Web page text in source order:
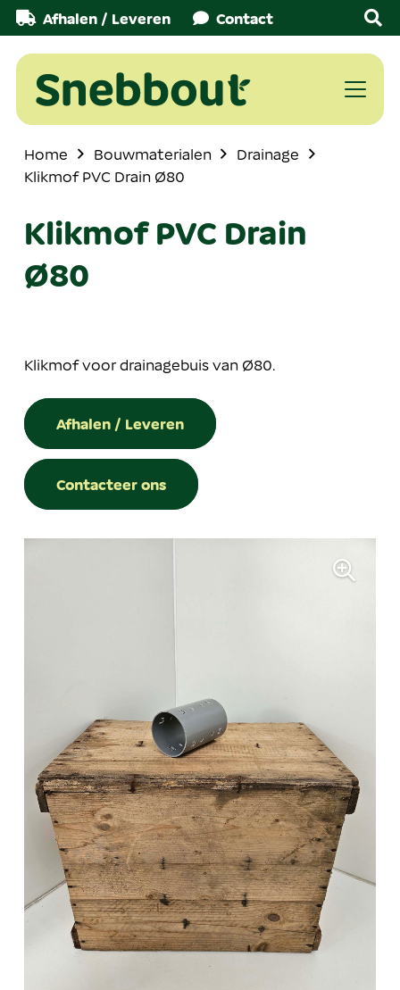
Afhalen / Leveren Contact
Home Bouwmaterialen
Drainage
Klikmof PVC Drain Ø80
Klikmof PVC Drain
Ø80
Klikmof voor drainagebuis van Ø80.
Afhalen / Leveren
Contacteer ons